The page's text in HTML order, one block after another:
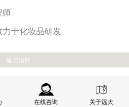
师
于化妆品研发
返回顶部
在线咨询 关于远大